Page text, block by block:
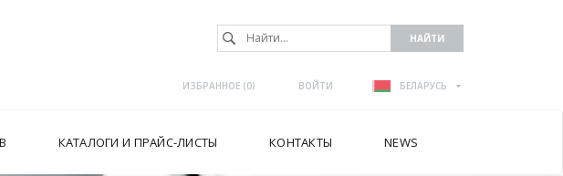
ИЗБРАННОЕ (0) ВОЙТИ БЕЛАРУСЬ
КАТАЛОГИ И ПРАЙС-ЛИСТЫ КОНТАКТЫ NEWS